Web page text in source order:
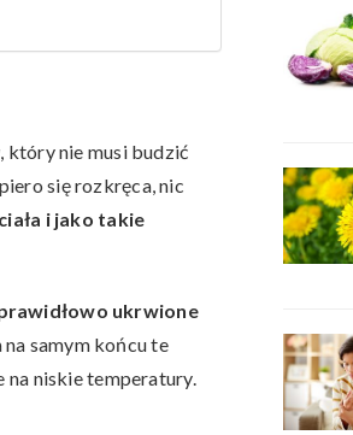
który nie musi budzić
się rozkręca, nic
i jako takie
ukrwione
samym końcu te
na niskie temperatury.